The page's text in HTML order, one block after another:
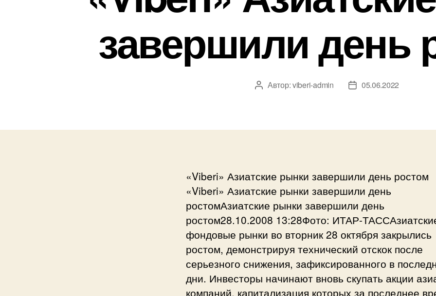
завершили день
Автор
Автор:viberi-admin
Дата05.06.2022
«Viberi» Азиатские рынки завершили день ростом
«Viberi» Азиатские рынки завершили день
ростомАзиатские рынки завершили день
ростом28.10.2008 13:28Фото: ИТАР-
фондовые рынки во вторник 28 октября закрылись
ростом, демонстрируя технический отскок после
серьезного снижения, зафиксированного в
дни. Инвесторы начинают вновь скупать акции
компаний, капитализация которых за последнее